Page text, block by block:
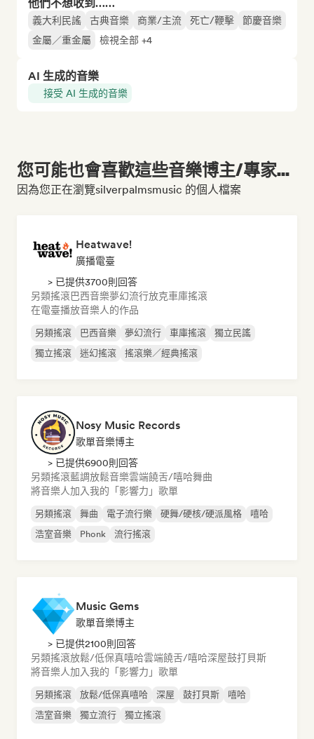
他們不想收到……
義大利民謠 古典音樂 商業/主流 死亡/鞭擊
節慶音樂
金屬／重金屬
檢視全部 +4
AI 生成的音樂
接受 AI 生成的音樂
您可能也會喜歡這些音樂博主/專家...
因為您正在瀏覽silverpalmsmusic 的個人檔案
Heatwave!
廣播電臺
> 已提供3700則回答
另類搖滾巴西音樂夢幻流行放克車庫搖滾
在電臺播放音樂人的作品
另類搖滾 巴西音樂 夢幻流行 車庫搖滾
獨立民謠
獨立搖滾
迷幻搖滾 搖滾樂／經典搖滾
Nosy Music Records
歌單音樂博主
> 已提供6900則回答
另類搖滾藍調放鬆音樂雲端饒舌/嘻哈舞曲
將音樂人加入我的「影響力」歌單
另類搖滾 舞曲 電子流行樂 硬舞/硬核/硬派風格
嘻哈
浩室音樂
Phonk 流行搖滾
Music Gems
歌單音樂博主
> 已提供2100則回答
另類搖滾放鬆/低保真嘻哈雲端饒舌/嘻哈深屋鼓打貝斯
將音樂人加入我的「影響力」歌單
另類搖滾 放鬆/低保真嘻哈 深屋 鼓打貝斯
嘻哈
浩室音樂
獨立流行 獨立搖滾